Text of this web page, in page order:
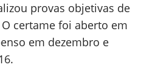
provas objetivas de
certame foi aberto em
em dezembro e